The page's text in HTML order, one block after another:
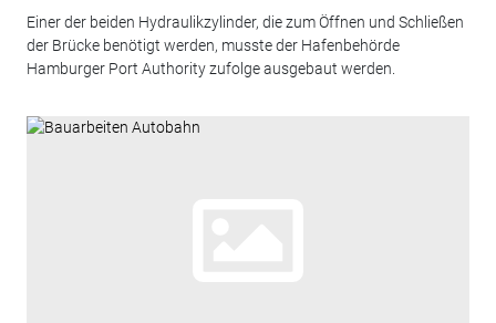
Einer der beiden Hydraulikzylinder, die zum Öffnen und Schließen
der Brücke benötigt werden, musste der Hafenbehörde
Hamburger Port Authority zufolge ausgebaut werden.